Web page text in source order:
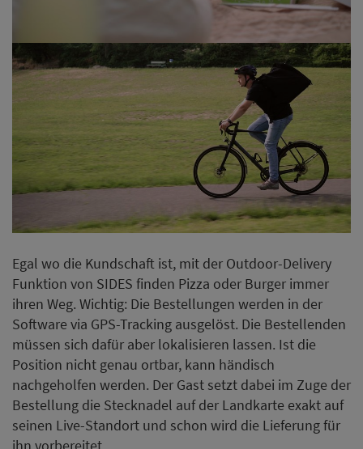
Egal wo die Kundschaft ist, mit der Outdoor-Delivery
Funktion von SIDES finden Pizza oder Burger immer
ihren Weg. Wichtig: Die Bestellungen werden in der
Software via GPS-Tracking ausgelöst. Die Bestellenden
müssen sich dafür aber lokalisieren lassen. Ist die
Position nicht genau ortbar, kann händisch
nachgeholfen werden. Der Gast setzt dabei im Zuge der
Bestellung die Stecknadel auf der Landkarte exakt auf
seinen Live-Standort und schon wird die Lieferung für
ihn vorbereitet.